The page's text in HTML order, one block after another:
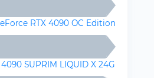
RTX 4090 OC Edition
SUPRIM LIQUID X 24G